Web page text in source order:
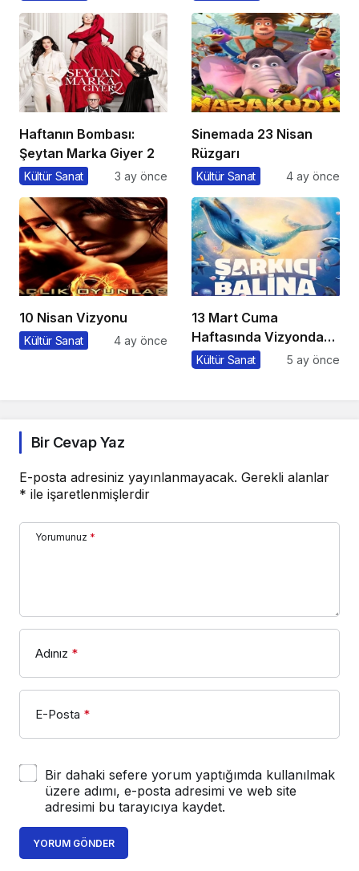
Haftanın Bombası:
Şeytan Marka Giyer 2
Kültür Sanat 3 ay önce
Sinemada 23 Nisan
Rüzgarı
Kültür Sanat 4 ay önce
10 Nisan Vizyonu
Kültür Sanat 4 ay önce
13 Mart Cuma
Haftasında Vizyonda
Hangi Filmler Var?
Kültür Sanat 5 ay önce
Bir Cevap Yaz
E-posta adresiniz yayınlanmayacak. Gerekli alanlar
* ile işaretlenmişlerdir
Yorumunuz *
Adınız *
E-Posta *
Bir dahaki sefere yorum yaptığımda kullanılmak
üzere adımı, e-posta adresimi ve web site
adresimi bu tarayıcıya kaydet.
YORUM GÖNDER